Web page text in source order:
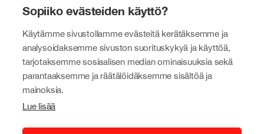
Sopiiko evästeiden käyttö?
Käytämme sivustollamme evästeitä kerätäksemme ja
analysoidaksemme sivuston suorituskykyä ja käyttöä,
tarjotaksemme sosiaalisen median ominaisuuksia sekä
parantaaksemme ja räätälöidäksemme sisältöä ja
mainoksia.
Lue lisää
Brändimme
Tokmanni
SPAR Suomi
Click Shoes ja Shoe House
Dollarstore